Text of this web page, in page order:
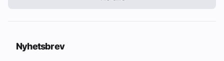
Nyhetsbrev